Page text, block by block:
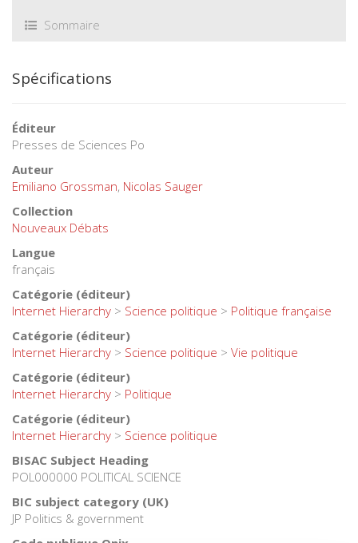
Sommaire
Spécifications
Éditeur
Presses de Sciences Po
Auteur
Emiliano Grossman, Nicolas Sauger
Collection
Nouveaux Débats
Langue
français
Catégorie (éditeur)
Internet Hierarchy > Science politique > Politique française
Catégorie (éditeur)
Internet Hierarchy > Science politique > Vie politique
Catégorie (éditeur)
Internet Hierarchy > Politique
Catégorie (éditeur)
Internet Hierarchy > Science politique
BISAC Subject Heading
POL000000 POLITICAL SCIENCE
BIC subject category (UK)
JP Politics & government